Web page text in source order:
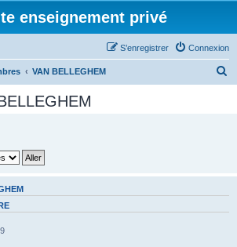
enseignement privé
Connexion
S’enregistrer
VAN BELLEGHEM